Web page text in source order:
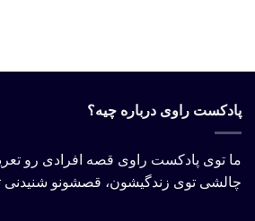
پادکست راوی درباره چیه؟
ما توی پادکست راوی قصه افرادی رو
چالشی توی زندگیشون، قصشونو شنیدنی